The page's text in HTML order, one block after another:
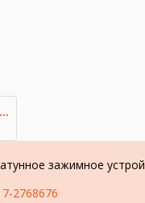
Шатунное зажимное устройство и
зажимное
2768676